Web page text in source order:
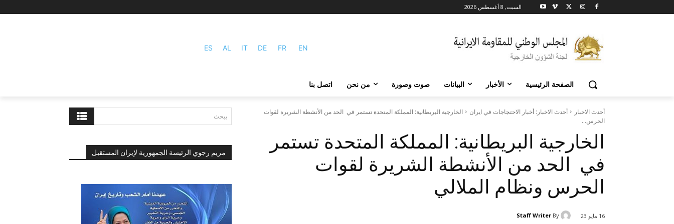
السبت, 8 أغسطس 2026
ES AL IT DE FR EN
الصفحة الرئيسية الأخبار البيانات صوت وصورة من نحن اتصل بنا
يبحث
مريم رجوي الرئيسة الجمهورية لإيران المستقبل
أحدث الاخبار أحدث الاخبار: أخبار الاحتجاجات في ايران
الخارجية البريطانية: المملكة المتحدة تستمر في الحد من الأنشطة الشريرة لقوات
الحرس...
الخارجية البريطانية: المملكة المتحدة تستمر
في الحد من الأنشطة الشريرة لقوات
الحرس ونظام الملالي
16 مايو 23 By
Staff Writer